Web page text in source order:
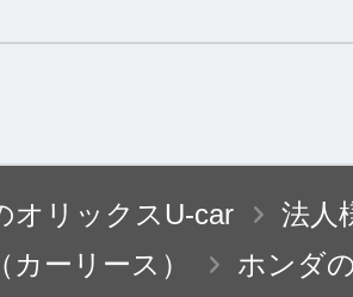
オリックスU-car
法人
ーリース）
ホンダ